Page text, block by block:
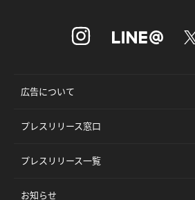
広告について
プレスリリース窓口
プレスリリース一覧
お知らせ